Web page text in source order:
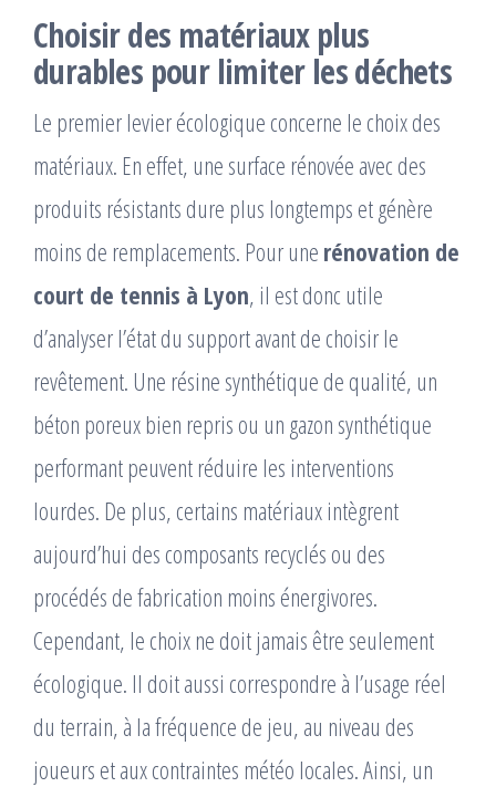
Choisir des matériaux plus
durables pour limiter les déchets
Le premier levier écologique concerne le choix des
matériaux. En effet, une surface rénovée avec des
produits résistants dure plus longtemps et génère
moins de remplacements. Pour une rénovation de
court de tennis à Lyon, il est donc utile
d’analyser l’état du support avant de choisir le
revêtement. Une résine synthétique de qualité, un
béton poreux bien repris ou un gazon synthétique
performant peuvent réduire les interventions
lourdes. De plus, certains matériaux intègrent
aujourd’hui des composants recyclés ou des
procédés de fabrication moins énergivores.
Cependant, le choix ne doit jamais être seulement
écologique. Il doit aussi correspondre à l’usage réel
du terrain, à la fréquence de jeu, au niveau des
joueurs et aux contraintes météo locales. Ainsi, un